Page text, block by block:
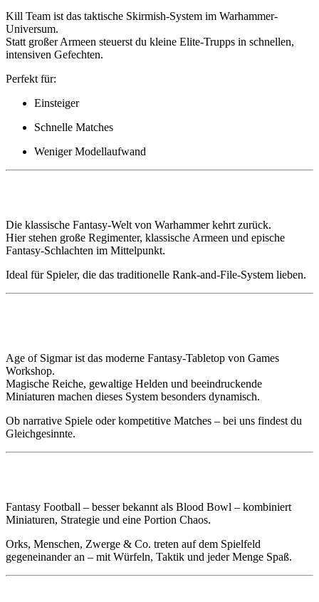
Kill Team ist das taktische Skirmish-System im Warhammer-
Universum.
Statt großer Armeen steuerst du kleine Elite-Trupps in schnellen,
intensiven Gefechten.
Perfekt für:
Einsteiger
Schnelle Matches
Weniger Modellaufwand
Die klassische Fantasy-Welt von Warhammer kehrt zurück.
Hier stehen große Regimenter, klassische Armeen und epische
Fantasy-Schlachten im Mittelpunkt.
Ideal für Spieler, die das traditionelle Rank-and-File-System lieben.
Age of Sigmar ist das moderne Fantasy-Tabletop von Games
Workshop.
Magische Reiche, gewaltige Helden und beeindruckende
Miniaturen machen dieses System besonders dynamisch.
Ob narrative Spiele oder kompetitive Matches – bei uns findest du
Gleichgesinnte.
Fantasy Football – besser bekannt als Blood Bowl – kombiniert
Miniaturen, Strategie und eine Portion Chaos.
Orks, Menschen, Zwerge & Co. treten auf dem Spielfeld
gegeneinander an – mit Würfeln, Taktik und jeder Menge Spaß.